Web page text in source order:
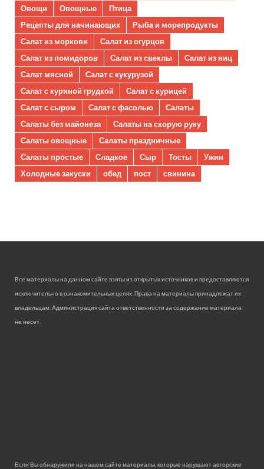
Овощи
Овощные
Птица
Рецепты для начинающих
Рыба и морепродукты
Салат из моркови
Салат из огурцов
Салат из помидоров
Салат из свеклы
Салат из яиц
Салат мясной
Салат с кукурузой
Салат с куриной грудкой
Салат с курицей
Салат с сыром
Салат с фасолью
Салаты
Салаты без майонеза
Салаты на скорую руку
Салаты овощные
Салаты праздничные
Салаты простые
Сладкое Сыр Тосты
Ужин
Холодные закуски
обед пост свинина
Все материалы на данном сайте взяты из открытых источников и предоставляются
исключительно в ознакомительных целях. Права на материалы принадлежат их
владельцам. Администрация сайта ответственности за содержание материала
не несет.
Если Вы обнаружили на нашем сайте материалы, которые нарушают авторские